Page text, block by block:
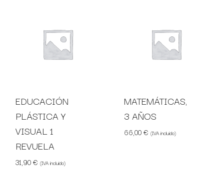
EDUCACIÓN
PLÁSTICA Y
VISUAL 1
REVUELA
31,90€ (IVA incluido)
MATEMÁTICAS,
3 AÑOS
66,00€ (IVA incluido)